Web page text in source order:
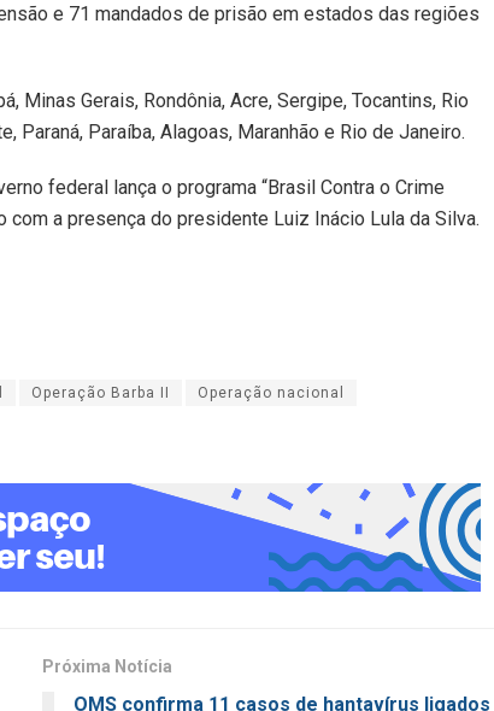
e 71 mandados de prisão em estados das regiões
Minas Gerais, Rondônia, Acre, Sergipe, Tocantins, Rio
Paraná, Paraíba, Alagoas, Maranhão e Rio de Janeiro.
federal lança o programa “Brasil Contra o Crime
com a presença do presidente Luiz Inácio Lula da Silva.
Operação Barba II Operação nacional
Próxima Notícia
OMS confirma 11 casos de hantavírus ligados